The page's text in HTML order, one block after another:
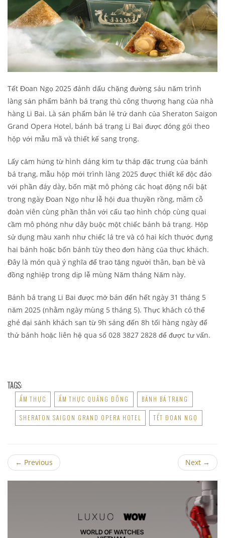
Tết Đoan Ngọ 2025 đánh dấu chặng đường sáu năm trình
làng sản phẩm bánh bá trạng thủ công thượng hạng của nhà
hàng Li Bai. Là sản phẩm bán lẻ trứ danh của Sheraton Saigon
Grand Opera Hotel, bánh bá trạng Li Bai được đóng gói theo
hộp với mẫu mã và thiết kế sang trọng.
Lấy cảm hứng từ hình dáng kim tự tháp đặc trưng của bánh
bá trạng, mẫu hộp mới trình làng 2025 được thiết kế độc đáo
với phần đáy dày, bốn mặt mô phỏng các hoạt động nổi bật
trong ngày Đoan Ngọ như lễ hội đua thuyền rồng, mâm cỗ
đoàn viên cùng phần thân với cấu tạo hình chóp cùng quai
cầm mô phỏng như dây buộc một chiếc bánh bá trạng. Hộp
sử dụng màu xanh như chiếc lá tre và có hai kích thước đựng
hai bánh hoặc bốn bánh tùy theo đơn hàng của thực khách.
Đây là món quà ý nghĩa để trao tặng người thân, bạn bè và
đồng nghiệp trong dịp lễ mùng Năm tháng Năm này.
Bánh bá trạng Li Bai được mở bán đến hết ngày 31 tháng 5
năm 2025 (nhằm ngày mùng 5 tháng 5). Thực khách có thể
ghé đại sảnh khách sạn từ 9h sáng đến 8h tối hàng ngày để
thử bánh hoặc liên hệ qua số 028 3827 2828 để được tư vấn.
TAGS:
ẨM THỰC ẨM THỰC QUẢNG ĐÔNG BÁNH BÁ TRẠNG
SHERATON SAIGON GRAND OPERA HOTEL TẾT ĐOAN NGỌ
← Previous Next →